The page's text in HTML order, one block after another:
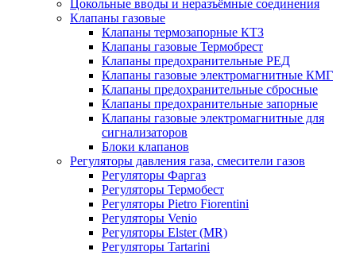
Цокольные вводы и неразъёмные соединения
Клапаны газовые
Клапаны термозапорные КТЗ
Клапаны газовые Термобрест
Клапаны предохранительные РЕД
Клапаны газовые электромагнитные КМГ
Клапаны предохранительные сбросные
Клапаны предохранительные запорные
Клапаны газовые электромагнитные для
сигнализаторов
Блоки клапанов
Регуляторы давления газа, смесители газов
Регуляторы Фаргаз
Регуляторы Термобест
Регуляторы Pietro Fiorentini
Регуляторы Venio
Регуляторы Elster (MR)
Регуляторы Tartarini